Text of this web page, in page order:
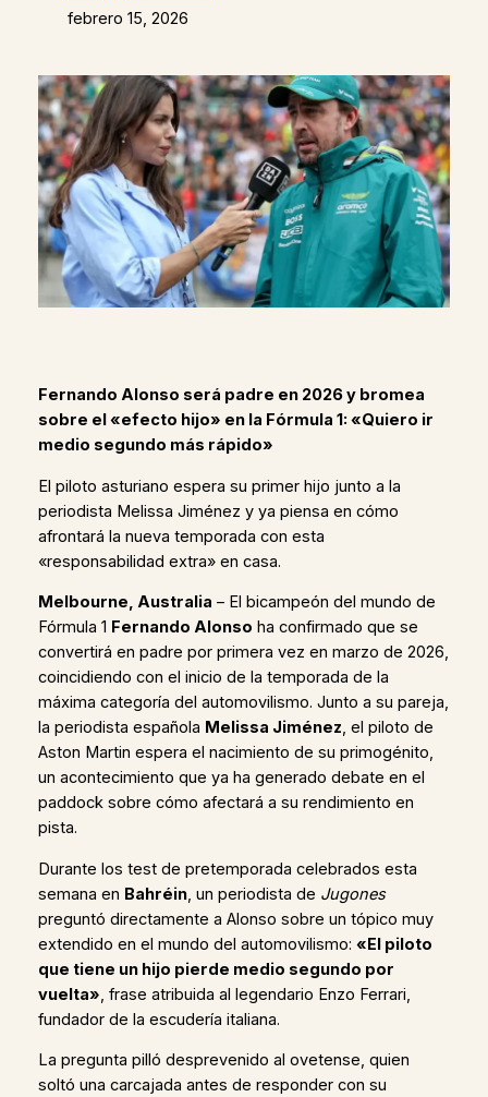
febrero 15, 2026
Fernando Alonso será padre en 2026 y bromea
sobre el «efecto hijo» en la Fórmula 1: «Quiero ir
medio segundo más rápido»
El piloto asturiano espera su primer hijo junto a la
periodista Melissa Jiménez y ya piensa en cómo
afrontará la nueva temporada con esta
«responsabilidad extra» en casa.
Melbourne, Australia – El bicampeón del mundo de
Fórmula 1 Fernando Alonso ha confirmado que se
convertirá en padre por primera vez en marzo de 2026,
coincidiendo con el inicio de la temporada de la
máxima categoría del automovilismo. Junto a su pareja,
la periodista española Melissa Jiménez, el piloto de
Aston Martin espera el nacimiento de su primogénito,
un acontecimiento que ya ha generado debate en el
paddock sobre cómo afectará a su rendimiento en
pista.
Durante los test de pretemporada celebrados esta
semana en Bahréin, un periodista de Jugones
preguntó directamente a Alonso sobre un tópico muy
extendido en el mundo del automovilismo: «El piloto
que tiene un hijo pierde medio segundo por
vuelta», frase atribuida al legendario Enzo Ferrari,
fundador de la escudería italiana.
La pregunta pilló desprevenido al ovetense, quien
soltó una carcajada antes de responder con su